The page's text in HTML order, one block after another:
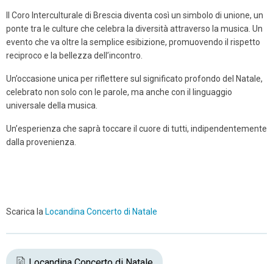
Il Coro Interculturale di Brescia diventa così un simbolo di unione, un
ponte tra le culture che celebra la diversità attraverso la musica. Un
evento che va oltre la semplice esibizione, promuovendo il rispetto
reciproco e la bellezza dell’incontro.
Un’occasione unica per riflettere sul significato profondo del Natale,
celebrato non solo con le parole, ma anche con il linguaggio
universale della musica.
Un’esperienza che saprà toccare il cuore di tutti, indipendentemente
dalla provenienza.
Scarica la Locandina Concerto di Natale